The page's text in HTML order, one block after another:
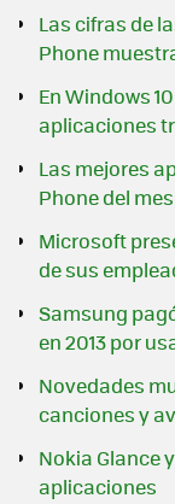
Las cifras de
Phone
En Windows
aplicaciones
Las mejores
Phone del mes
Microsoft
de sus
Samsung
en 2013 por
Novedades
canciones y
Nokia Glance
aplicaciones